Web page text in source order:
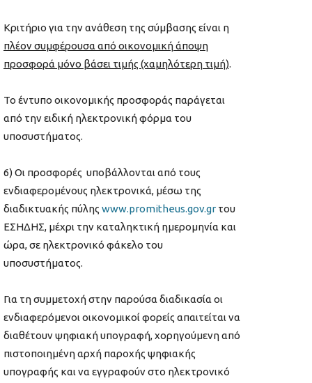
Κριτήριο για την ανάθεση της σύμβασης είναι η
πλέον συμφέρουσα από οικονομική άποψη
προσφορά μόνο βάσει τιμής (χαμηλότερη τιμή).
Το έντυπο οικονομικής προσφοράς παράγεται
από την ειδική ηλεκτρονική φόρμα του
υποσυστήματος.
6) Οι προσφορές υποβάλλονται από τους
ενδιαφερομένους ηλεκτρονικά, μέσω της
διαδικτυακής πύλης www.promitheus.gov.gr του
ΕΣΗΔΗΣ, μέχρι την καταληκτική ημερομηνία και
ώρα, σε ηλεκτρονικό φάκελο του
υποσυστήματος.
Για τη συμμετοχή στην παρούσα διαδικασία οι
ενδιαφερόμενοι οικονομικοί φορείς απαιτείται να
διαθέτουν ψηφιακή υπογραφή, χορηγούμενη από
πιστοποιημένη αρχή παροχής ψηφιακής
υπογραφής και να εγγραφούν στο ηλεκτρονικό